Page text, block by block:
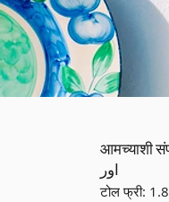
आमच्याशी
اور
टोल फ्री: